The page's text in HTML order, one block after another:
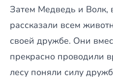
Затем Медведь и Волк,
рассказали всем
своей дружбе. Они
прекрасно проводили
лесу поняли силу